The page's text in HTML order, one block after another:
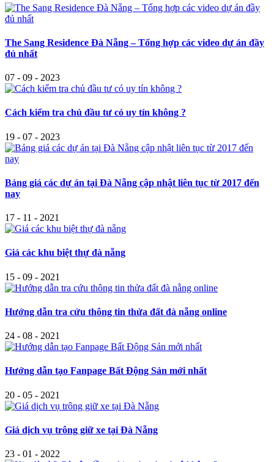
The Sang Residence Đà Nẵng – Tổng hợp các video dự án đầy
đủ nhất
07 - 09 - 2023
Cách kiểm tra chủ đầu tư có uy tín không ?
19 - 07 - 2023
Bảng giá các dự án tại Đà Nẵng cập nhật liên tục từ 2017 đến
nay
17 - 11 - 2021
Giá các khu biệt thự đà nẵng
15 - 09 - 2021
Hướng dẫn tra cứu thông tin thửa đất đà nẵng online
24 - 08 - 2021
Hướng dẫn tạo Fanpage Bất Động Sản mới nhất
20 - 05 - 2021
Giá dịch vụ trông giữ xe tại Đà Nẵng
23 - 01 - 2022